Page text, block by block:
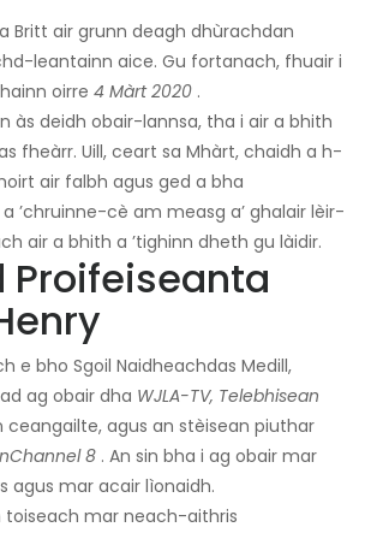
Britt air grunn deagh dhùrachdan
leantainn aice. Gu fortanach, fhuair i
oirre 4 Màrt 2020 .
às deidh obair-lannsa, tha i air a bhith
fheàrr. Uill, ceart sa Mhàrt, chaidh a h-
air falbh agus ged a bha
’chruinne-cè am measg a’ ghalair lèir-
air a bhith a ’tighinn dheth gu làidir.
Proifeiseanta
e bho Sgoil Naidheachdas Medill,
ag obair dha WJLA-TV, Telebhisean
ceangailte, agus an stèisean piuthar
8 . An sin bha i ag obair mar
agus mar acair lìonaidh.
toiseach mar neach-aithris